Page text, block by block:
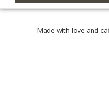
Made with love and